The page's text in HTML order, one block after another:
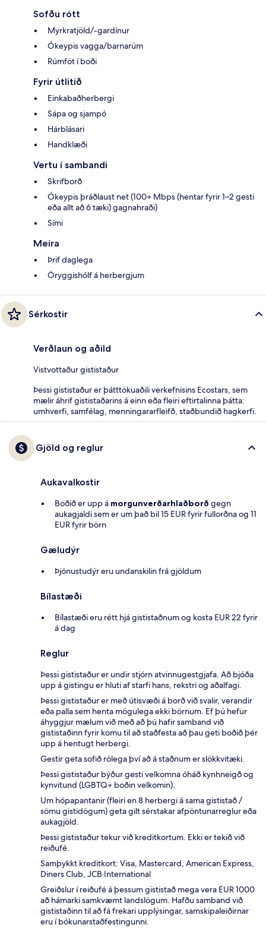
Sofðu rótt
Myrkratjöld/-gardínur
Ókeypis vagga/barnarúm
Rúmföt í boði
Fyrir útlitið
Einkabaðherbergi
Sápa og sjampó
Hárblásari
Handklæði
Vertu í sambandi
Skrifborð
Ókeypis þráðlaust net (100+ Mbps (hentar fyrir 1–2 gesti
eða allt að 6 tæki) gagnahraði)
Sími
Meira
Þrif daglega
Öryggishólf á herbergjum
Sérkostir
Verðlaun og aðild
Vistvottaður gististaður
Þessi gististaður er þátttökuaðili verkefnisins Ecostars, sem
mælir áhrif gististaðarins á einn eða fleiri eftirtalinna þátta:
umhverfi, samfélag, menningararfleifð, staðbundið hagkerfi.
Gjöld og reglur
Aukavalkostir
Boðið er upp á morgunverðarhlaðborð gegn
aukagjaldi sem er um það bil 15 EUR fyrir fullorðna og 11
EUR fyrir börn
Gæludýr
Þjónustudýr eru undanskilin frá gjöldum
Bílastæði
Bílastæði eru rétt hjá gististaðnum og kosta EUR 22 fyrir
á dag
Reglur
Þessi gististaður er undir stjórn atvinnugestgjafa. Að bjóða
upp á gistingu er hluti af starfi hans, rekstri og aðalfagi.
Þessi gististaður er með útisvæði á borð við svalir, verandir
eða palla sem henta mögulega ekki börnum. Ef þú hefur
áhyggjur mælum við með að þú hafir samband við
gististaðinn fyrir komu til að staðfesta að þau geti boðið þér
upp á hentugt herbergi.
Gestir geta sofið rólega því að á staðnum er slökkvitæki.
Þessi gististaður býður gesti velkomna óháð kynhneigð og
kynvitund (LGBTQ+ boðin velkomin).
Um hópapantanir (fleiri en 8 herbergi á sama gististað /
sömu gistidögum) geta gilt sérstakar afpöntunarreglur eða
aukagjöld.
Þessi gististaður tekur við kreditkortum. Ekki er tekið við
reiðufé.
Samþykkt kreditkort: Visa, Mastercard, American Express,
Diners Club, JCB International
Greiðslur í reiðufé á þessum gististað mega vera EUR 1000
að hámarki samkvæmt landslögum. Hafðu samband við
gististaðinn til að fá frekari upplýsingar, samskipaleiðirnar
eru í bókunarstaðfestingunni.